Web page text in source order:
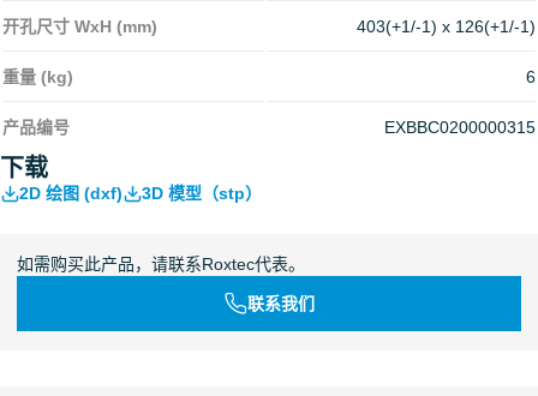
开孔尺寸 WxH (mm) 403(+1/-1) x 126(+1/-1)
重量 (kg) 6
产品编号 EXBBC0200000315
下载
2D 绘图 (dxf) 3D 模型（stp）
如需购买此产品，请联系Roxtec代表。
联系我们